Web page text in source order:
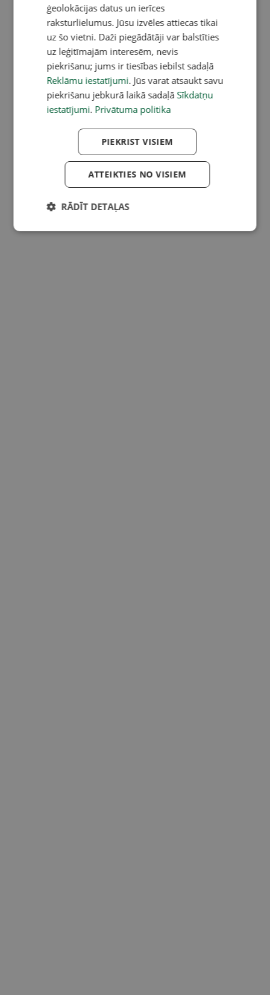
ģeolokācijas datus un ierīces
raksturlielumus. Jūsu izvēles attiecas tikai
uz šo vietni. Daži piegādātāji var balstīties
uz leģitīmajām interesēm, nevis
piekrišanu; jums ir tiesības iebilst sadaļā
Reklāmu iestatījumi. Jūs varat atsaukt savu
piekrišanu jebkurā laikā sadaļā Sīkdatņu
iestatījumi. Privātuma politika
PIEKRIST VISIEM
ATTEIKTIES NO VISIEM
RĀDĪT DETAĻAS